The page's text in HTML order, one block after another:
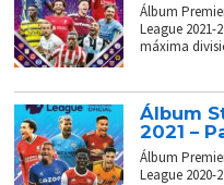
Álbum
League
máxima
Álbum
2021 –
Álbum
League